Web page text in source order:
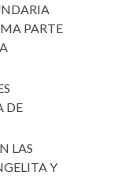
PARTE
DE
LAS
Y